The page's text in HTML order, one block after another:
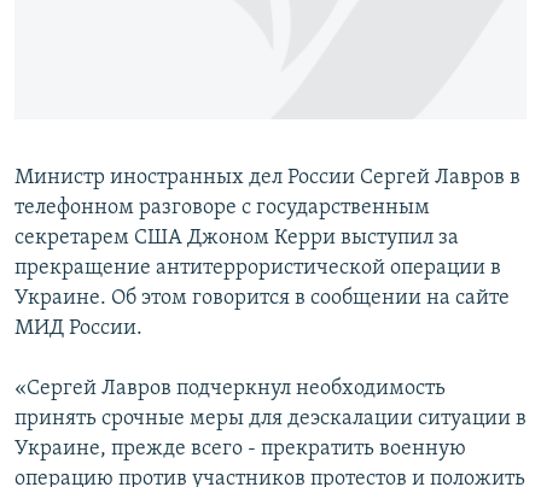
Все сайты RFE/RL
Министр иностранных дел России Сергей Лавров в
телефонном разговоре с государственным
секретарем США Джоном Керри выступил за
прекращение антитеррористической операции в
Украине. Об этом говорится в сообщении на сайте
МИД России.
«Сергей Лавров подчеркнул необходимость
принять срочные меры для деэскалации ситуации в
Украине, прежде всего - прекратить военную
операцию против участников протестов и положить